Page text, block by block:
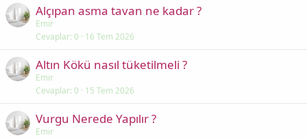
Alçıpan asma tavan ne kadar ?
Emir
Cevaplar 0 16 Tem 2026
Altın Kökü nasıl tüketilmeli ?
Emir
Cevaplar 0 15 Tem 2026
Vurgu Nerede Yapılır ?
Emir